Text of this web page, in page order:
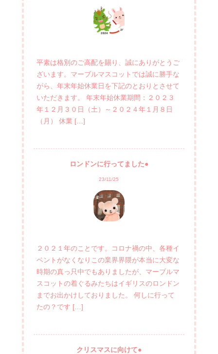
平素は格別のご高配を賜り、誠にありがとうご
ざいます。マーブルマスコットでは誠に勝手な
がら、年末年始休業日を下記のとおりとさせて
いただきます。 年末年始休業期間：２０２３
年１２月３０日（土）～２０２４年１月８日
（月） 休業 […]
ロンドンに行ってました●
23/11/25
２０２１年のことです。コロナ禍の中、各種イ
ベントがなくなりこの業界界隈が本当に大変な
時期の真っ只中でもありましたが、マーブルマ
スコットの着ぐるみたちはイギリスのロンドン
までお出かけしておりました。 何しに行って
たの？です […]
クリスマスに向けて●